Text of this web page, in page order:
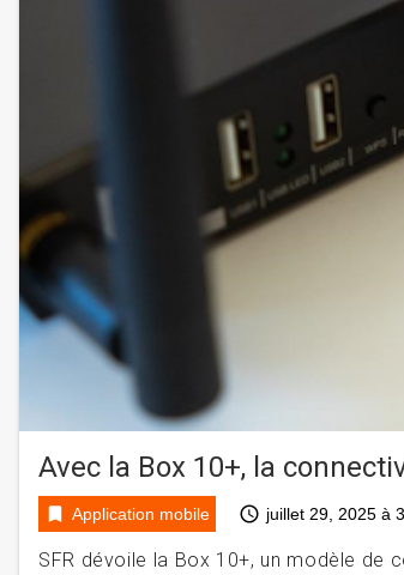
Avec la Box 10+, la
bookmark Application mobile access_time juillet 29, 2025 à
SFR dévoile la Box 10+, un modèle de